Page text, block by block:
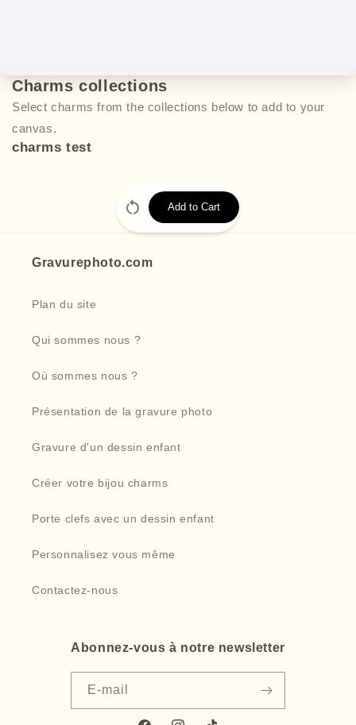
Charms collections
Select charms from the collections below to add to your
canvas.
charms test
Add to Cart
Gravurephoto.com
Plan du site
Qui sommes nous ?
Où sommes nous ?
Présentation de la gravure photo
Gravure d'un dessin enfant
Créer votre bijou charms
Porte clefs avec un dessin enfant
Personnalisez vous même
Contactez-nous
Abonnez-vous à notre newsletter
E-mail